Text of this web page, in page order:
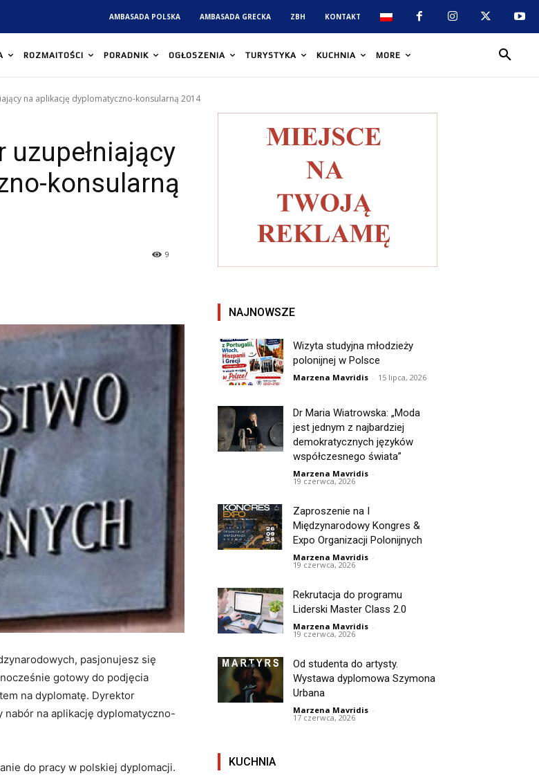
AMBASADA POLSKA AMBASADA GRECKA ZBH KONTAKT
ROZMAITOŚCI PORADNIK OGŁOSZENIA TURYSTYKA KUCHNIA MORE
na aplikację dyplomatyczno-konsularną 2014
konsularną
9
pasjonujesz się
gotowy do podjęcia
na dyplomatę. Dyrektor
nabór na aplikację dyplomatyczno-
do pracy w polskiej dyplomacji.
NAJNOWSZE
Wizyta studyjna młodzieży
polonijnej w Polsce
Marzena Mavridis - 15 lipca, 2026
Dr Maria Wiatrowska: „Moda
jest jednym z najbardziej
demokratycznych języków
współczesnego świata”
Marzena Mavridis -
19 czerwca, 2026
Zaproszenie na I
Międzynarodowy Kongres &
Expo Organizacji Polonijnych
Marzena Mavridis -
19 czerwca, 2026
Rekrutacja do programu
Liderski Master Class 2.0
Marzena Mavridis -
19 czerwca, 2026
Od studenta do artysty.
Wystawa dyplomowa Szymona
Urbana
Marzena Mavridis -
17 czerwca, 2026
KUCHNIA